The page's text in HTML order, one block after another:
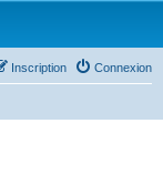
Connexion
Inscription